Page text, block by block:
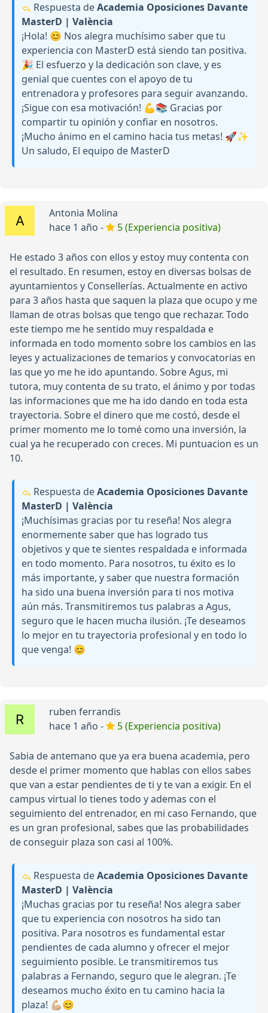
Respuesta deAcademia Oposiciones Davante
MasterD | València
¡Hola! 😊 Nos alegra muchísimo saber que tu
experiencia con MasterD está siendo tan positiva.
🎉 El esfuerzo y la dedicación son clave, y es
genial que cuentes con el apoyo de tu
entrenadora y profesores para seguir avanzando.
¡Sigue con esa motivación! 💪📚 Gracias por
compartir tu opinión y confiar en nosotros.
¡Mucho ánimo en el camino hacia tus metas! 🚀✨
Un saludo, El equipo de MasterD
Antonia Molina
hace 1 año -
5 (Experiencia positiva)
He estado 3 años con ellos y estoy muy contenta con
el resultado. En resumen, estoy en diversas bolsas de
ayuntamientos y Consellerías. Actualmente en activo
para 3 años hasta que saquen la plaza que ocupo y me
llaman de otras bolsas que tengo que rechazar. Todo
este tiempo me he sentido muy respaldada e
informada en todo momento sobre los cambios en las
leyes y actualizaciones de temarios y convocatorias en
las que yo me he ido apuntando. Sobre Agus, mi
tutora, muy contenta de su trato, el ánimo y por todas
las informaciones que me ha ido dando en toda esta
trayectoria. Sobre el dinero que me costó, desde el
primer momento me lo tomé como una inversión, la
cual ya he recuperado con creces. Mi puntuacion es un
10.
Respuesta deAcademia Oposiciones Davante
MasterD | València
¡Muchísimas gracias por tu reseña! Nos alegra
enormemente saber que has logrado tus
objetivos y que te sientes respaldada e informada
en todo momento. Para nosotros, tu éxito es lo
más importante, y saber que nuestra formación
ha sido una buena inversión para ti nos motiva
aún más. Transmitiremos tus palabras a Agus,
seguro que le hacen mucha ilusión. ¡Te deseamos
lo mejor en tu trayectoria profesional y en todo lo
que venga! 😊
ruben ferrandis
hace 1 año -
5 (Experiencia positiva)
Sabia de antemano que ya era buena academia, pero
desde el primer momento que hablas con ellos sabes
que van a estar pendientes de ti y te van a exigir. En el
campus virtual lo tienes todo y ademas con el
seguimiento del entrenador, en mi caso Fernando, que
es un gran profesional, sabes que las probabilidades
de conseguir plaza son casi al 100%.
Respuesta deAcademia Oposiciones Davante
MasterD | València
¡Muchas gracias por tu reseña! Nos alegra saber
que tu experiencia con nosotros ha sido tan
positiva. Para nosotros es fundamental estar
pendientes de cada alumno y ofrecer el mejor
seguimiento posible. Le transmitiremos tus
palabras a Fernando, seguro que le alegran. ¡Te
deseamos mucho éxito en tu camino hacia la
plaza! 💪🏼😊